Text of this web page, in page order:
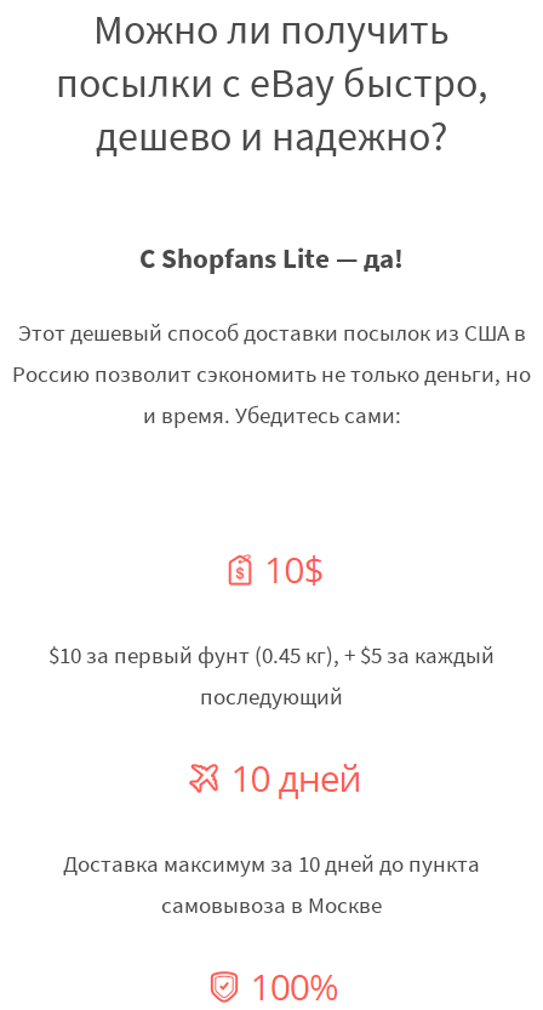
Можно ли получить
посылки с eBay быстро,
дешево и надежно?
С Shopfans Lite — да!
Этот дешевый способ доставки посылок из США в
Россию позволит сэкономить не только деньги, но
и время. Убедитесь сами:
$10 за первый фунт (0.45 кг), + $5 за каждый
последующий
Доставка максимум за 10 дней до пункта
самовывоза в Москве